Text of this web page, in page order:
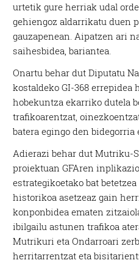
urtetik gure herriak udal
gehiengoz aldarrikatu duen
gauzapenean. Aipatzen ari
saihesbidea, bariantea.
Onartu behar dut Diputatu
kostaldeko GI-368 errepidea
hobekuntza ekarriko dutela
trafikoarentzat,
batera egingo den
Adierazi behar dut Mutriku-
proiektuan GFAren
estrategikoetako bat
historikoa asetzeaz gain
konponbidea ematen
ibilgailu astunen trafikoa
Mutrikuri eta Ondarroari
herritarrentzat eta